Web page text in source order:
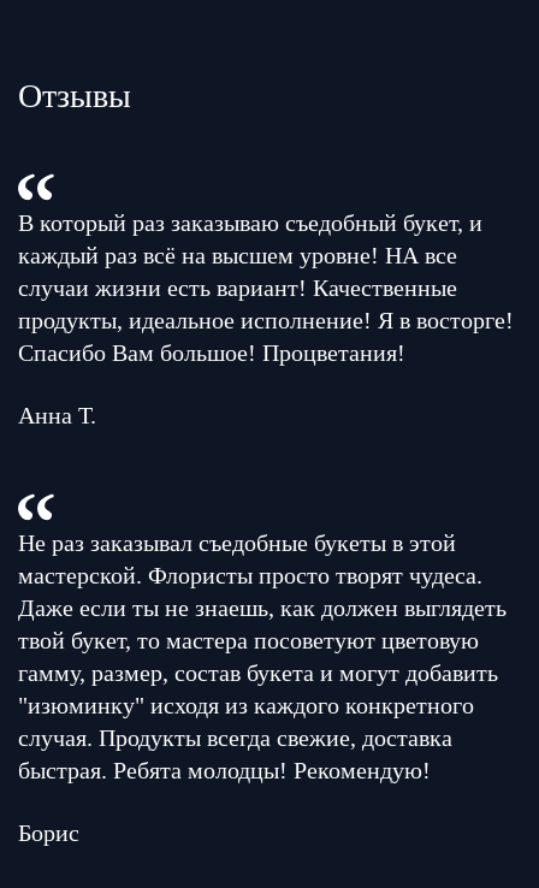
Отзывы
В который раз заказываю съедобный букет, и
каждый раз всё на высшем уровне! НА все
случаи жизни есть вариант! Качественные
продукты, идеальное исполнение! Я в восторге!
Спасибо Вам большое! Процветания!
Анна Т.
Не раз заказывал съедобные букеты в этой
мастерской. Флористы просто творят чудеса.
Даже если ты не знаешь, как должен выглядеть
твой букет, то мастера посоветуют цветовую
гамму, размер, состав букета и могут добавить
"изюминку" исходя из каждого конкретного
случая. Продукты всегда свежие, доставка
быстрая. Ребята молодцы! Рекомендую!
Борис